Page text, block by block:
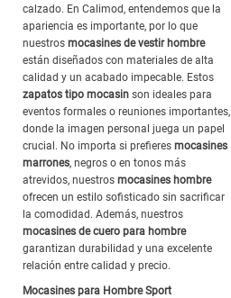
calzado. En Calimod, entendemos que la
apariencia es importante, por lo que
nuestros mocasines de vestir hombre
están diseñados con materiales de alta
calidad y un acabado impecable. Estos
zapatos tipo mocasin son ideales para
eventos formales o reuniones importantes,
donde la imagen personal juega un papel
crucial. No importa si prefieres mocasines
marrones, negros o en tonos más
atrevidos, nuestros mocasines hombre
ofrecen un estilo sofisticado sin sacrificar
la comodidad. Además, nuestros
mocasines de cuero para hombre
garantizan durabilidad y una excelente
relación entre calidad y precio.
Mocasines para Hombre Sport